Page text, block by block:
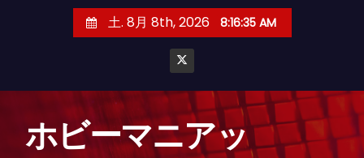
土. 8月 8th, 2026 8:16:35 AM
ホビーマニアッ